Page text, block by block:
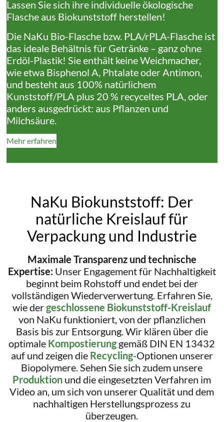
Lassen Sie sich ihre individuelle ökologische
Flasche aus Biokunststoff herstellen!
Die NaKu Bio-Flasche bzw. PLA/rPLA-Flasche ist
das ideale Behältnis für Getränke – ganz ohne
Erdöl-Plastik! Sie enthält keine Weichmacher,
wie etwa Bisphenol A, Phtalate oder Antimon,
und besteht aus 100% natürlichem
Kunststoff/PLA plus 20 % recyceltes PLA, oder
anders ausgedrückt: aus Pflanzen und
Milchsäure.
Mehr erfahren
NaKu Biokunststoff: Der
natürliche Kreislauf für
Verpackung und Industrie
Maximale Transparenz und technische
Expertise:Unser Engagement für Nachhaltigkeit
beginnt beim Rohstoff und endet bei der
vollständigen Wiederverwertung. Erfahren Sie,
wie dergeschlossene Biokunststoff-Kreislauf
von NaKu funktioniert, von der pflanzlichen
Basis bis zur Entsorgung. Wir klären über die
optimale Kompostierunggemäß DIN EN 13432
auf und zeigen die Recycling-Optionen unserer
Biopolymere. Sehen Sie sich zudem unsere
Produktion und die eingesetzten Verfahren im
Video an, um sich von unserer Qualität und dem
nachhaltigen Herstellungsprozess zu
überzeugen.